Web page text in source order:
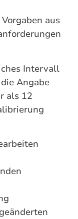
aus
Intervall
Angabe
als 12